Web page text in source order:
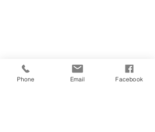
Phone Email Facebook